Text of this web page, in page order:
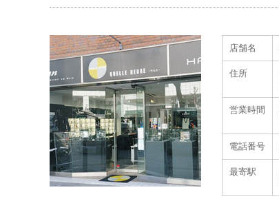
店舗名
住所
営業時間
電話番号
最寄駅